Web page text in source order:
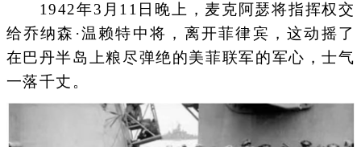
1942年3月11日晚上，麦克阿瑟将指挥权交
给乔纳森·温赖特中将，离开菲律宾，这动摇了
在巴丹半岛上粮尽弹绝的美菲联军的军心，士气
一落千丈。